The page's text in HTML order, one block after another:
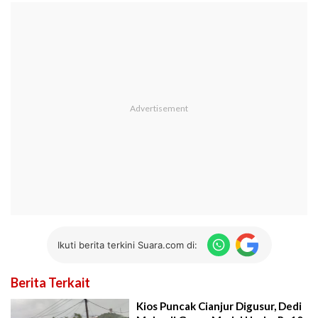
Ikuti berita terkini Suara.com di:
Berita Terkait
Kios Puncak Cianjur Digusur, Dedi